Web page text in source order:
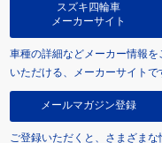
スズキ四輪車
メーカーサイト
車種の詳細などメーカー情報を
いただける、メーカーサイトで
メールマガジン登録
ご登録いただくと、さまざまな